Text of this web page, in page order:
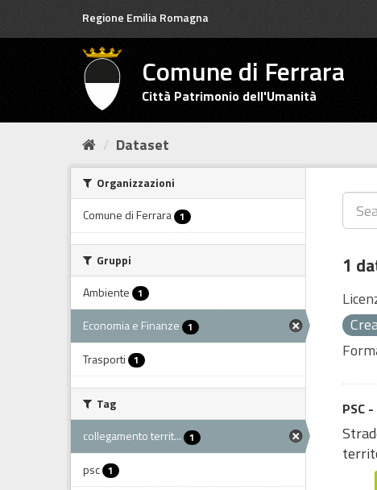
Regione Emilia Romagna
Comune di Ferrara
Città Patrimonio dell'Umanità
Dataset
Organizzazioni
Comune di Ferrara 1
Gruppi
Ambiente 1
Economia e Finanze 1
Trasporti 1
Tag
collegamento territ... 1
psc 1
1
PSC